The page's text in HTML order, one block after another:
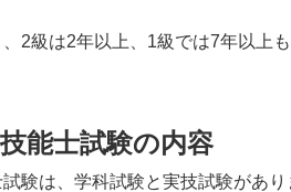
2級は2年以上、1級では7年以上
能士試験の内容
験は、学科試験と実技試験があり